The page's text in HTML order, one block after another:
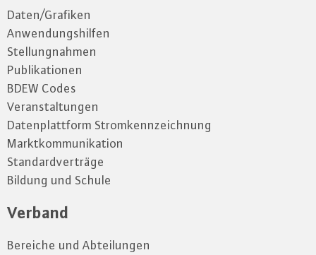
Daten/Grafiken
Anwendungshilfen
Stellungnahmen
Publikationen
BDEW Codes
Veranstaltungen
Datenplattform Stromkennzeichnung
Marktkommunikation
Standardverträge
Bildung und Schule
Verband
Bereiche und Abteilungen